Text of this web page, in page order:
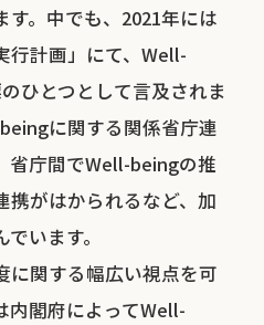
。中でも、2021年には
行計画」にて、Well-
ひとつとして言及されま
に関する関係省庁連
省庁間でWell-beingの推
携がはかられるなど、加
います。
に関する幅広い視点を可
内閣府によってWell-